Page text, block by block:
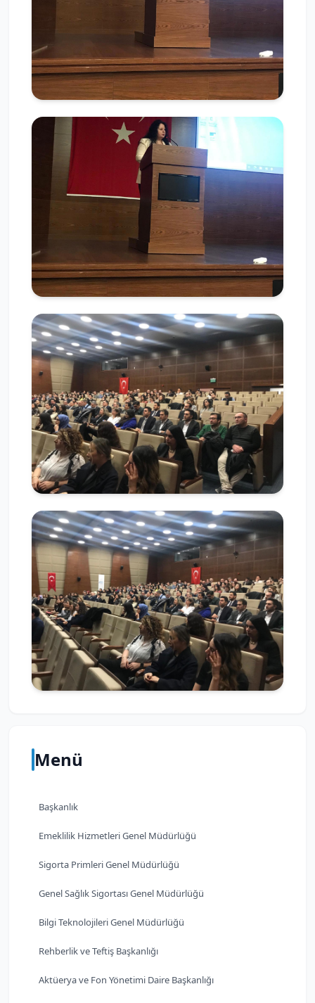
Menü
Başkanlık
Emeklilik Hizmetleri Genel Müdürlüğü
Sigorta Primleri Genel Müdürlüğü
Genel Sağlık Sigortası Genel Müdürlüğü
Bilgi Teknolojileri Genel Müdürlüğü
Rehberlik ve Teftiş Başkanlığı
Aktüerya ve Fon Yönetimi Daire Başkanlığı